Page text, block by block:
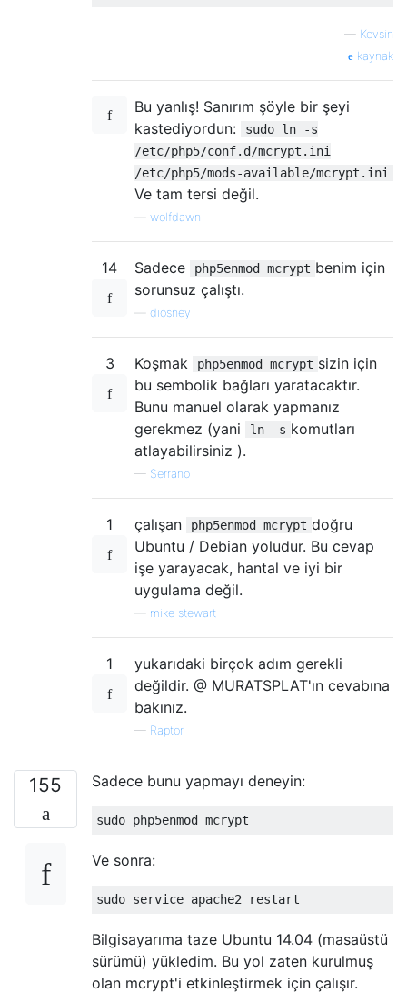
— Kevsin
kaynak
Bu yanlış! Sanırım şöyle bir şeyi
kastediyordun:
sudo ln -s
/etc/php5/conf.d/mcrypt.ini
/etc/php5/mods-available/mcrypt.ini
Ve tam tersi değil.
wolfdawn
14 Sadece php5enmod mcrypt benim için
sorunsuz çalıştı.
diosney
3 Koşmak php5enmod mcrypt sizin için
bu sembolik bağları yaratacaktır.
Bunu manuel olarak yapmanız
gerekmez (yani
ln -s komutları
atlayabilirsiniz ).
— Serrano
1 çalışan php5enmod mcrypt doğru
Ubuntu / Debian yoludur. Bu cevap
işe yarayacak, hantal ve iyi bir
uygulama değil.
mike stewart
1
yukarıdaki birçok adım gerekli
değildir. @ MURATSPLAT'ın cevabına
bakınız.
— Raptor
155 Sadece bunu yapmayı deneyin:
Ve sonra:
Bilgisayarıma taze Ubuntu 14.04 (masaüstü
sürümü) yükledim. Bu yol zaten kurulmuş
olan mcrypt'i etkinleştirmek için çalışır.